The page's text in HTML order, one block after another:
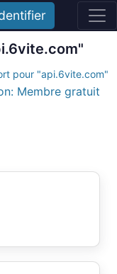
pour "api.6vite.com"
Membre gratuit